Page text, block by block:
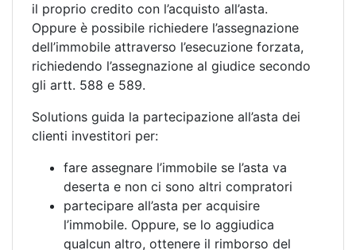
il proprio credito con l’acquisto all’asta.
Oppure è possibile richiedere l’assegnazione
dell’immobile attraverso l’esecuzione forzata,
richiedendo l’assegnazione al giudice secondo
gli artt. 588 e 589.
Solutions guida la partecipazione all’asta dei
clienti investitori per:
fare assegnare l’immobile se l’asta va
deserta e non ci sono altri compratori
partecipare all’asta per acquisire
l’immobile. Oppure, se lo aggiudica
qualcun altro, ottenere il rimborso del